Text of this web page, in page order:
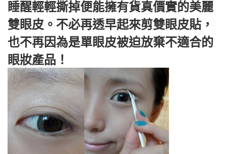
睡醒輕輕撕掉便能擁有貨真價實的美麗
雙眼皮。不必再透早起來剪雙眼皮貼，
也不再因為是單眼皮被迫放棄不適合的
眼妝產品！